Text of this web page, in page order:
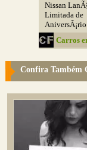
Nissan
Limitada de
Carros
Confira Também